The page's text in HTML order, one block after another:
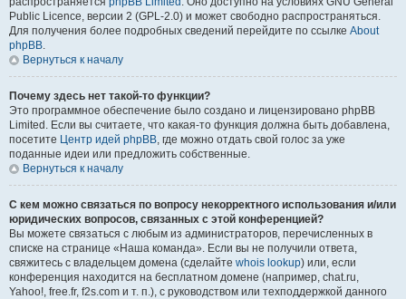
Public Licence, версии 2 (GPL-2.0) и может свободно распространяться.
Для получения более подробных сведений перейдите по ссылке About
phpBB.
Вернуться к началу
Почему здесь нет такой-то функции?
Это программное обеспечение было создано и лицензировано phpBB
Limited. Если вы считаете, что какая-то функция должна быть добавлена,
посетите Центр идей phpBB, где можно отдать свой голос за уже
поданные идеи или предложить собственные.
Вернуться к началу
С кем можно связаться по вопросу некорректного использования и/или
юридических вопросов, связанных с этой конференцией?
Вы можете связаться с любым из администраторов, перечисленных в
списке на странице «Наша команда». Если вы не получили ответа,
свяжитесь с владельцем домена (сделайте whois lookup) или, если
конференция находится на бесплатном домене (например, chat.ru,
Yahoo!, free.fr, f2s.com и т. п.), с руководством или техподдержкой данного